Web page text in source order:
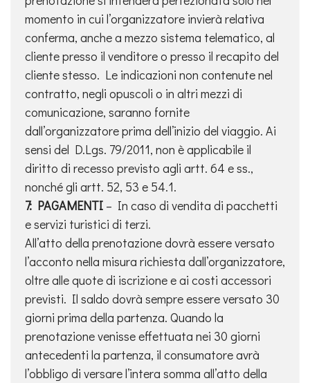
momento in cui l’organizzatore invierà relativa
conferma, anche a mezzo sistema telematico, al
cliente presso il venditore o presso il recapito del
cliente stesso. Le indicazioni non contenute nel
contratto, negli opuscoli o in altri mezzi di
comunicazione, saranno fornite
dall’organizzatore prima dell’inizio del viaggio. Ai
sensi del D.Lgs. 79/2011, non è applicabile il
diritto di recesso previsto agli artt. 64 e ss.,
nonché gli artt. 52, 53 e 54.1.
7: PAGAMENTI – In caso di vendita di pacchetti
e servizi turistici di terzi.
All’atto della prenotazione dovrà essere versato
l’acconto nella misura richiesta dall’organizzatore,
oltre alle quote di iscrizione e ai costi accessori
previsti. Il saldo dovrà sempre essere versato 30
giorni prima della partenza. Quando la
prenotazione venisse effettuata nei 30 giorni
antecedenti la partenza, il consumatore avrà
l’obbligo di versare l’intera somma all’atto della